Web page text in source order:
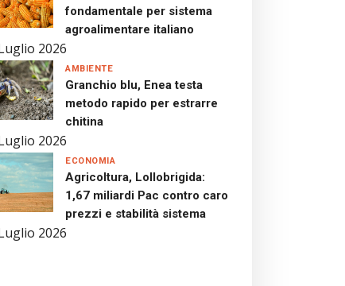
fondamentale per sistema
agroalimentare italiano
2026
Granchio blu, Enea testa
metodo rapido per estrarre
chitina
2026
AMBIENTE
Agricoltura, Lollobrigida:
1,67 miliardi Pac contro caro
prezzi e stabilità sistema
2026
ECONOMIA